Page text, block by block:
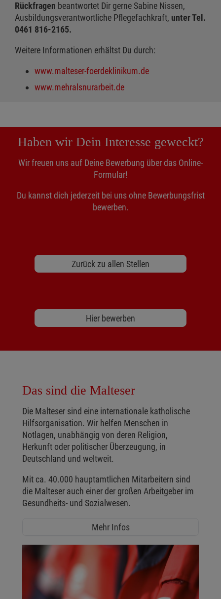
Rückfragen beantwortet Dir gerne Sabine Nissen,
Ausbildungsverantwortliche Pflegefachkraft, unter Tel.
0461 816-2165.
Weitere Informationen erhältst Du durch:
www.malteser-foerdeklinikum.de
www.mehralsnurarbeit.de
Haben wir Dein Interesse geweckt?
Wir freuen uns auf Deine Bewerbung über das Online-
Formular!
Du kannst dich jederzeit bei uns ohne Bewerbungsfrist
bewerben.
Zurück zu allen Stellen
Hier bewerben
Das sind die Malteser
Die Malteser sind eine internationale katholische
Hilfsorganisation. Wir helfen Menschen in
Notlagen, unabhängig von deren Religion,
Herkunft oder politischer Überzeugung, in
Deutschland und weltweit.
Mit ca. 40.000 hauptamtlichen Mitarbeitern sind
die Malteser auch einer der großen Arbeitgeber im
Gesundheits- und Sozialwesen.
Mehr Infos